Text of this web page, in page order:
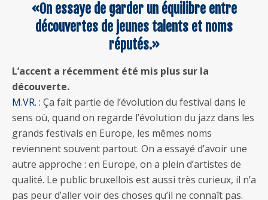
«On essaye de garder un équilibre entre
découvertes de jeunes talents et noms
réputés.»
L’accent a récemment été mis plus sur la
découverte.
M.VR. : Ça fait partie de l’évolution du festival dans le
sens où, quand on regarde l’évolution du jazz dans les
grands festivals en Europe, les mêmes noms
reviennent souvent partout. On a essayé d’avoir une
autre approche : en Europe, on a plein d’artistes de
qualité. Le public bruxellois est aussi très curieux, il n’a
pas peur d’aller voir des choses qu’il ne connaît pas.